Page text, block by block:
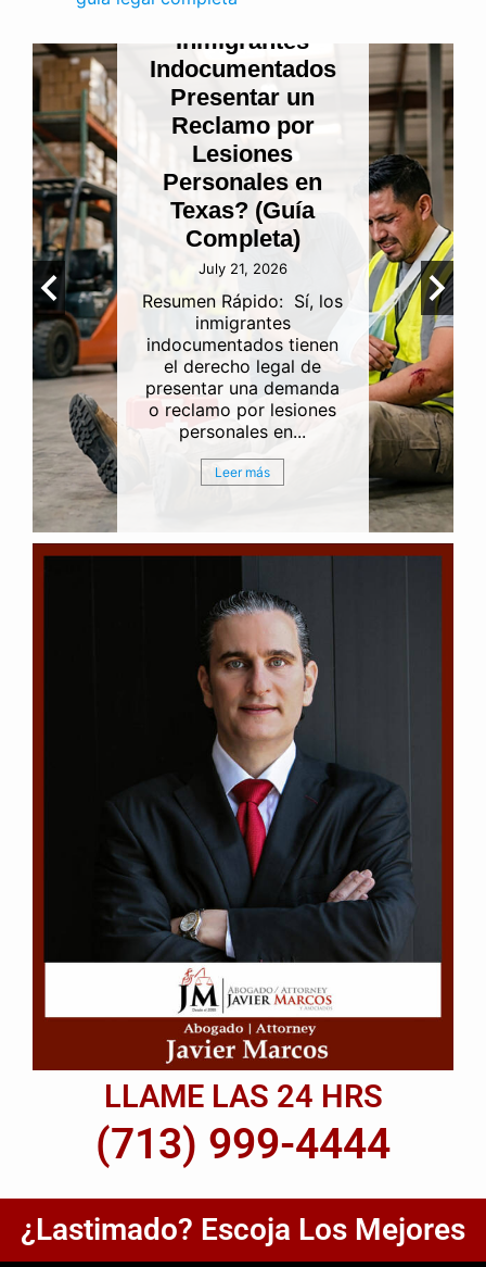
¿Pueden los
Inmigrantes
Indocumentados
Presentar un
Reclamo por
Lesiones
Personales en
Texas? (Guía
Completa)
July 21, 2026
Resumen Rápido: Sí, los
inmigrantes
indocumentados tienen
el derecho legal de
presentar una demanda
o reclamo por lesiones
personales en...
Leer más
LLAME LAS 24 HRS
(713) 999-4444
¿Lastimado? Escoja Los Mejores